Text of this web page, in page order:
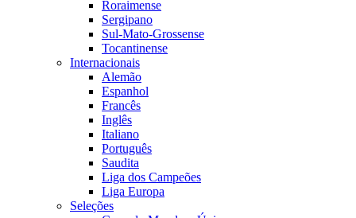
Roraimense
Sergipano
Sul-Mato-Grossense
Tocantinense
Internacionais
Alemão
Espanhol
Francês
Inglês
Italiano
Português
Saudita
Liga dos Campeões
Liga Europa
Seleções